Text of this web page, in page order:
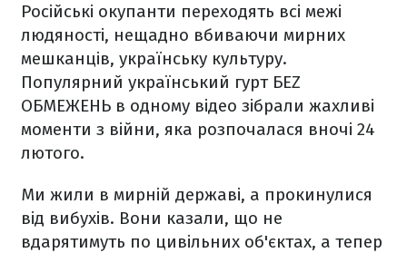
Російські окупанти переходять всі межі
людяності, нещадно вбиваючи мирних
мешканців, українську культуру.
Популярний український гурт БЕZ
ОБМЕЖЕНЬ в одному відео зібрали жахливі
моменти з війни, яка розпочалася вночі 24
лютого.
Ми жили в мирній державі, а прокинулися
від вибухів. Вони казали, що не
вдарятимуть по цивільних об'єктах, а тепер